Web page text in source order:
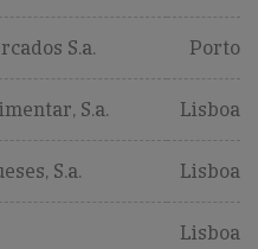
S.a. Porto
S.a. Lisboa
S.a. Lisboa
Lisboa